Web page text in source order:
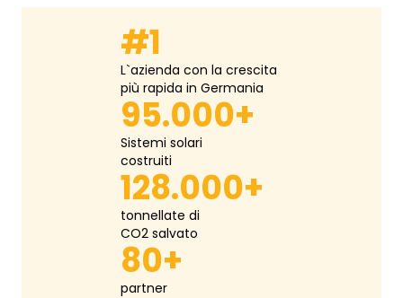
#1
L`azienda con la crescita
più rapida in Germania
95.000+
Sistemi solari
costruiti
128.000+
tonnellate di
CO2 salvato
80+
partner